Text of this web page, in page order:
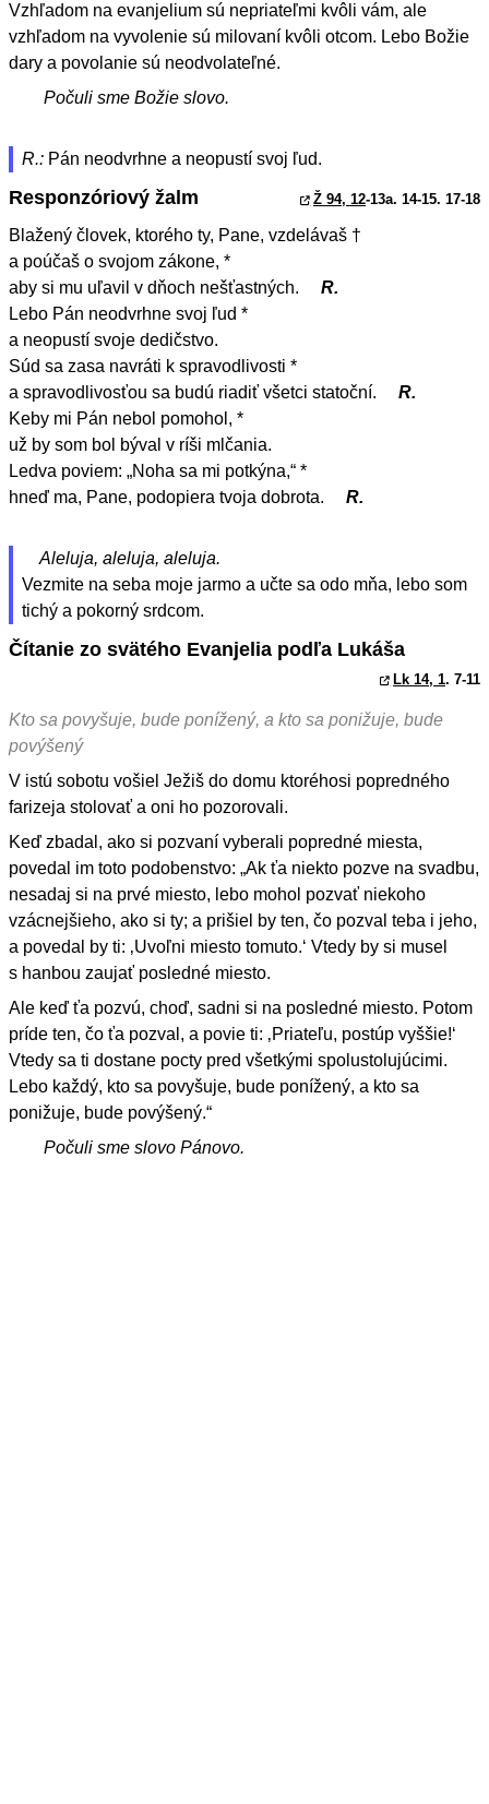
Vzhľadom na evanjelium sú nepriateľmi kvôli vám, ale
vzhľadom na vyvolenie sú milovaní kvôli otcom. Lebo Božie
dary a povolanie sú neodvolateľné.
Počuli sme Božie slovo.
R.: Pán neodvrhne a neopustí svoj ľud.
Responzóriový žalm Ž 94, 12-13a. 14-15. 17-18
Blažený človek, ktorého ty, Pane, vzdelávaš †
a poúčaš o svojom zákone, *
aby si mu uľavil v dňoch nešťastných.
R.
Lebo Pán neodvrhne svoj ľud *
a neopustí svoje dedičstvo.
Súd sa zasa navráti k spravodlivosti *
a spravodlivosťou sa budú riadiť všetci statoční.
R.
Keby mi Pán nebol pomohol, *
už by som bol býval v ríši mlčania.
Ledva poviem: „Noha sa mi potkýna,“ *
hneď ma, Pane, podopiera tvoja dobrota.
R.
Aleluja, aleluja, aleluja.
Vezmite na seba moje jarmo a učte sa odo mňa, lebo som
tichý a pokorný srdcom.
Čítanie zo svätého Evanjelia podľa Lukáša
Lk 14, 1. 7-11
Kto sa povyšuje, bude ponížený, a kto sa ponižuje, bude
povýšený
V istú sobotu vošiel Ježiš do domu ktoréhosi popredného
farizeja stolovať a oni ho pozorovali.
Keď zbadal, ako si pozvaní vyberali popredné miesta,
povedal im toto podobenstvo: „Ak ťa niekto pozve na svadbu,
nesadaj si na prvé miesto, lebo mohol pozvať niekoho
vzácnejšieho, ako si ty; a prišiel by ten, čo pozval teba i jeho,
a povedal by ti: ‚Uvoľni miesto tomuto.‘ Vtedy by si musel
s hanbou zaujať posledné miesto.
Ale keď ťa pozvú, choď, sadni si na posledné miesto. Potom
príde ten, čo ťa pozval, a povie ti: ‚Priateľu, postúp vyššie!‘
Vtedy sa ti dostane pocty pred všetkými spolustolujúcimi.
Lebo každý, kto sa povyšuje, bude ponížený, a kto sa
ponižuje, bude povýšený.“
Počuli sme slovo Pánovo.